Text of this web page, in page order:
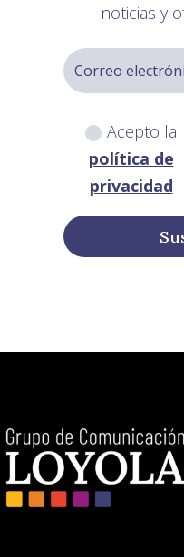
noticias y
Acepto la
política de
privacidad